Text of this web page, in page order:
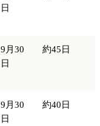
日
9月30
日
約45日
9月30
日
約40日